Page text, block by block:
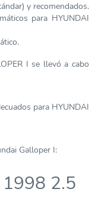
y recomendados.
para HYUNDAI
I se llevó a cabo
para HYUNDAI
Galloper I:
2.5